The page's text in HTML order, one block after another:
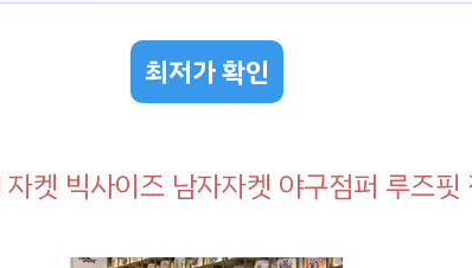
최저가 확인
켓 빅사이즈 남자자켓 야구점퍼 루즈핏